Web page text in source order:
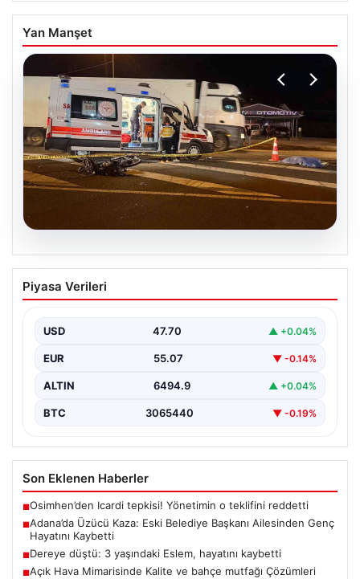
Yan Manşet
05.08.2026
Adana’da Üzücü Kaza: Eski Belediye
Başkanı Ailesinden Genç Hayatını
Adana'nın Pozantı ilçesinde meydana gelen korkutucu
Olayda,…
Piyasa Verileri
USD 47.70 ▲ +0.04%
EUR 55.07 ▼ -0.14%
ALTIN 6494.9 ▲ +0.04%
BTC 3065440 ▼ -0.19%
Son Eklenen Haberler
■Osimhen’den Icardi tepkisi! Yönetimin o teklifini reddetti
■Adana’da Üzücü Kaza: Eski Belediye Başkanı Ailesinden Genç
Hayatını Kaybetti
■Dereye düştü: 3 yaşındaki Eslem, hayatını kaybetti
■Açık Hava Mimarisinde Kalite ve bahçe mutfağı Çözümleri